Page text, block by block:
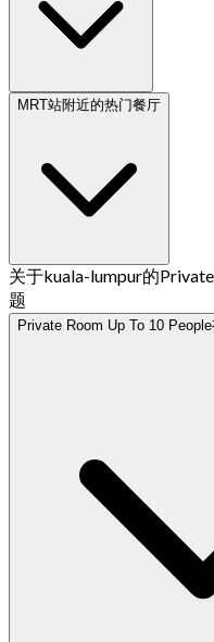
MRT站附近的热门餐厅
关于kuala-lumpur的
题
Private Room Up To 10